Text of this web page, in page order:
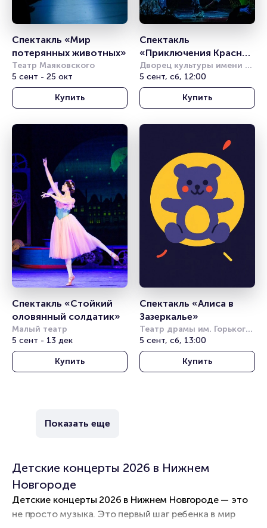
Спектакль «Мир
потерянных животных»
Театр Маяковского
5 сент - 25 окт
Купить
Спектакль
«Приключения Красной
Шапочки, или Правила
дорожного движения»
Дворец культуры имени
Горбунова
5 сент, сб, 12:00
Купить
Спектакль «Стойкий
оловянный солдатик»
Малый театр
5 сент - 13 дек
Купить
Спектакль «Алиса в
Зазеркалье»
Театр драмы им. Горького
(Краснодар)
5 сент, сб, 13:00
Купить
Показать еще
Детские концерты 2026 в Нижнем
Новгороде
Детские концерты 2026 в Нижнем Новгороде — это
не просто музыка. Это первый шаг ребенка в мир